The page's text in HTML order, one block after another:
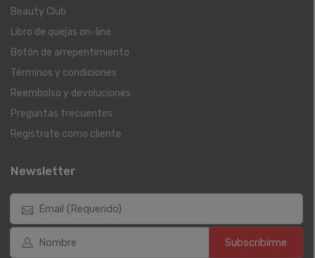
Beauty Club
Libro de quejas on-line
Botón de arrepentimiento
Términos y condiciones
Reembolso y devoluciones
Preguntas frecuentes
Registrate como cliente
Newsletter
Subscribirme